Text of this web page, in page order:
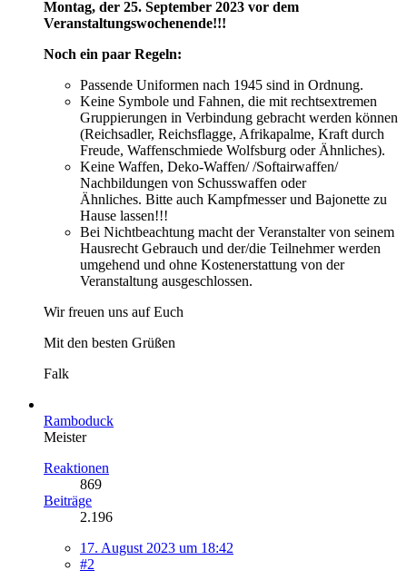
Montag, der 25. September 2023 vor dem
Veranstaltungswochenende!!!
Noch ein paar Regeln:
Passende Uniformen nach 1945 sind in Ordnung.
Keine Symbole und Fahnen, die mit rechtsextremen
Gruppierungen in Verbindung gebracht werden können
(Reichsadler, Reichsflagge, Afrikapalme, Kraft durch
Freude, Waffenschmiede Wolfsburg oder Ähnliches).
Keine Waffen, Deko-Waffen/ /Softairwaffen/
Nachbildungen von Schusswaffen oder
Ähnliches. Bitte auch Kampfmesser und Bajonette zu
Hause lassen!!!
Bei Nichtbeachtung macht der Veranstalter von seinem
Hausrecht Gebrauch und der/die Teilnehmer werden
umgehend und ohne Kostenerstattung von der
Veranstaltung ausgeschlossen.
Wir freuen uns auf Euch
Mit den besten Grüßen
Falk
Ramboduck
Meister
Reaktionen
869
Beiträge
2.196
17. August 2023 um 18:42
#2